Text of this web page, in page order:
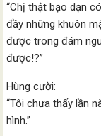
“Chị thật bạo dạn
đầy những khuôn
được trong đám
được!?”
Hùng cười:
“Tôi chưa thấy lần
hình.”